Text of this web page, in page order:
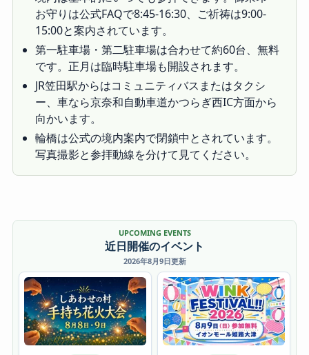
お守りは公式FAQで8:45-16:30、ご祈祷は9:00-
15:00と案内されています。
第一駐車場・第二駐車場は合わせて約60台、無料
です。正月は臨時駐車場も開設されます。
JR笠田駅からはコミュニティバスまたはタクシ
ー、車なら京奈和自動車道かつらぎ西IC方面から
向かいます。
輪橋は公式の境内案内で閉鎖中とされています。
写真撮影と参拝動線を分けて見てください。
UPCOMING EVENTS
近日開催のイベント
2026年8月9日更新